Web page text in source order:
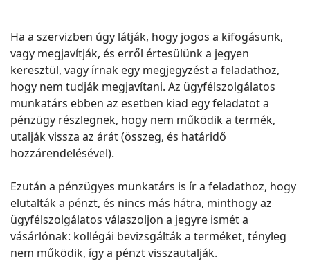
Ha a szervizben úgy látják, hogy jogos a kifogásunk,
vagy megjavítják, és erről értesülünk a jegyen
keresztül, vagy írnak egy megjegyzést a feladathoz,
hogy nem tudják megjavítani. Az ügyfélszolgálatos
munkatárs ebben az esetben kiad egy feladatot a
pénzügy részlegnek, hogy nem működik a termék,
utalják vissza az árát (összeg, és határidő
hozzárendelésével).
Ezután a pénzügyes munkatárs is ír a feladathoz, hogy
elutalták a pénzt, és nincs más hátra, minthogy az
ügyfélszolgálatos válaszoljon a jegyre ismét a
vásárlónak: kollégái bevizsgálták a terméket, tényleg
nem működik, így a pénzt visszautalják.